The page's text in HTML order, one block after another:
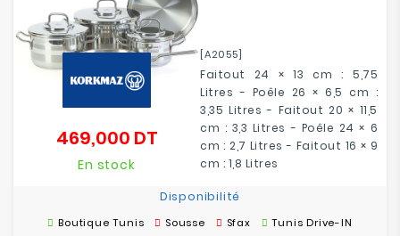
[A2055]
Faitout 24 × 13 cm : 5,75
Litres - Poêle 26 × 6,5 cm :
3,35 Litres - Faitout 20 × 11,5
cm : 3,3 Litres - Poêle 24 × 6
cm : 2,7 Litres - Faitout 16 × 9
cm : 1,8 Litres
469,000 DTPrix
En stock
Disponibilité
Boutique Tunis Sousse Sfax Tunis Drive-IN